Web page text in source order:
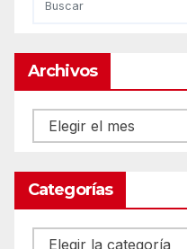
Archivos
Archivos
Categorías
Categorías